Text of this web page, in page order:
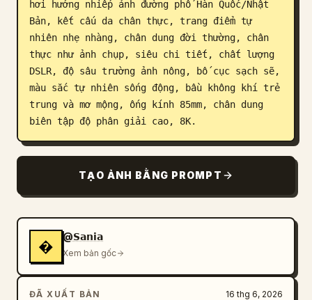
hơi hướng nhiếp ảnh đường phố Hàn Quốc/Nhật
Bản, kết cấu da chân thực, trang điểm tự
nhiên nhẹ nhàng, chân dung đời thường, chân
thực như ảnh chụp, siêu chi tiết, chất lượng
DSLR, độ sâu trường ảnh nông, bố cục sạch sẽ,
màu sắc tự nhiên sống động, bầu không khí trẻ
trung và mơ mộng, ống kính 85mm, chân dung
biên tập độ phân giải cao, 8K.
TẠO ẢNH BẰNG PROMPT
�
@𝗦𝗮𝗻𝗶𝗮
Xem bản gốc
ĐÃ XUẤT BẢN 16 thg 6, 2026